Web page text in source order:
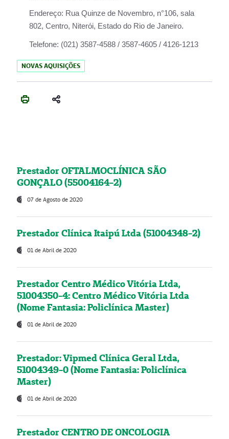
Endereço: Rua Quinze de Novembro, n°106, sala
802, Centro, Niterói, Estado do Rio de Janeiro.
Telefone: (021) 3587-4588 / 3587-4605 / 4126-1213
NOVAS AQUISIÇÕES
Prestador OFTALMOCLÍNICA SÃO
GONÇALO (55004164-2)
07 de Agosto de 2020
Prestador Clínica Itaipú Ltda (51004348-2)
01 de Abril de 2020
Prestador Centro Médico Vitória Ltda,
51004350-4: Centro Médico Vitória Ltda
(Nome Fantasia: Policlínica Master)
01 de Abril de 2020
Prestador: Vipmed Clínica Geral Ltda,
51004349-0 (Nome Fantasia: Policlínica
Master)
01 de Abril de 2020
Prestador CENTRO DE ONCOLOGIA